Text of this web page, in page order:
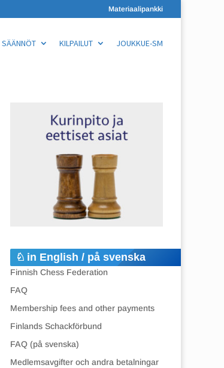
Materiaalipankki
SÄÄNNÖT KILPAILUT JOUKKUE-SM
in English / på svenska
Finnish Chess Federation
FAQ
Membership fees and other payments
Finlands Schackförbund
FAQ (på svenska)
Medlemsavgifter och andra betalningar